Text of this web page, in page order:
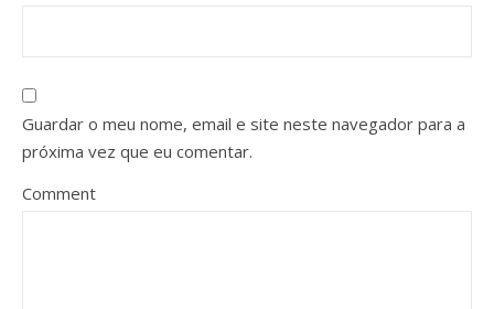
Guardar o meu nome, email e site neste navegador para a
próxima vez que eu comentar.
Comment